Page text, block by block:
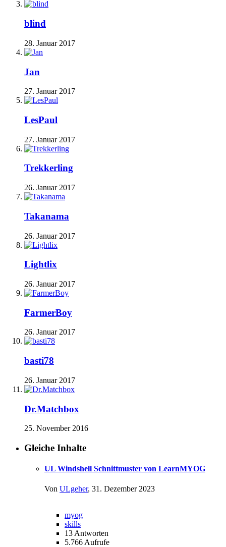
blind
28. Januar 2017
Jan
27. Januar 2017
LesPaul
27. Januar 2017
Trekkerling
26. Januar 2017
Takanama
26. Januar 2017
Lightlix
26. Januar 2017
FarmerBoy
26. Januar 2017
basti78
26. Januar 2017
Dr.Matchbox
25. November 2016
Gleiche Inhalte
UL Windshell Schnittmuster von LearnMYOG
Von ULgeher, 31. Dezember 2023
myog
skills
13 Antworten
5.766 Aufrufe